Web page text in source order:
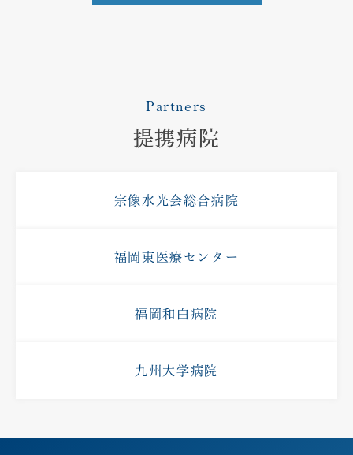
Partners
提携病院
宗像水光会総合病院
福岡東医療センター
福岡和白病院
九州大学病院